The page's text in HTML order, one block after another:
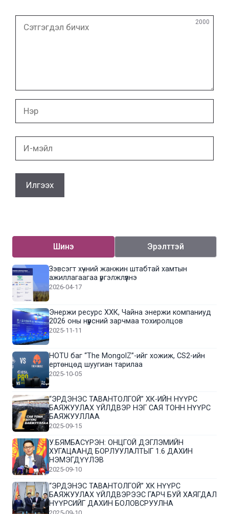
2000
мэйл
Шинэ Эрэлттэй
Зэвсэгт хүчний жанжин штабтай хамтын
ажиллагаагаа үргэлжлүүлнэ
2026-04-17
Энержи ресурс ХХК, Чайна энержи компаниуд
2026 оны нүүрсний зарчмаа тохиролцов
2025-11-11
HOTU баг “The MongolZ”-ийг хожиж, CS2-ийн
ертөнцөд шуугиан тарилаа
2025-10-05
“ЭРДЭНЭС ТАВАНТОЛГОЙ” ХК-ИЙН НҮҮРС
БАЯЖУУЛАХ ҮЙЛДВЭР НЭГ САЯ ТОНН НҮҮРС
БАЯЖУУЛЛАА
2025-09-15
У.БЯМБАСҮРЭН: ОНЦГОЙ ДЭГЛЭМИЙН
ХУГАЦААНД БОРЛУУЛАЛТЫГ 1.6 ДАХИН
НЭМЭГДҮҮЛЭВ
2025-09-10
“ЭРДЭНЭС ТАВАНТОЛГОЙ” ХК НҮҮРС
БАЯЖУУЛАХ ҮЙЛДВЭРЭЭС ГАРЧ БУЙ ХАЯГДАЛ
НҮҮРСИЙГ ДАХИН БОЛОВСРУУЛНА